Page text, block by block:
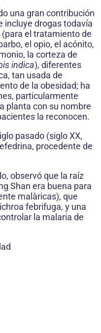
una gran contribución
incluye drogas todavía
el tratamiento de
el opio, el acónito,
la corteza de
indica), diferentes
tan usada de
de la obesidad; ha
particularmente
planta con su nombre
la reconocen.
pasado (siglo XX,
procedente de
observó que la raíz
Shan era buena para
malàricas), que
febrifuga, y una
la malaria de